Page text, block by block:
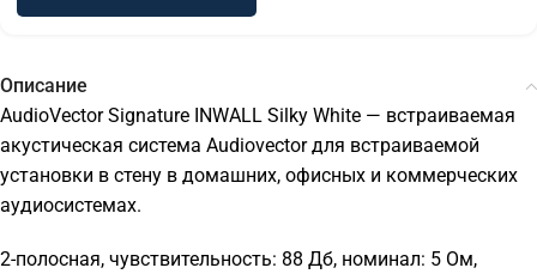
Описание
AudioVector Signature INWALL Silky White — встраиваемая
акустическая система Audiovector для встраиваемой
установки в стену в домашних, офисных и коммерческих
аудиосистемах.
2-полосная, чувствительность: 88 Дб, номинал: 5 Ом,